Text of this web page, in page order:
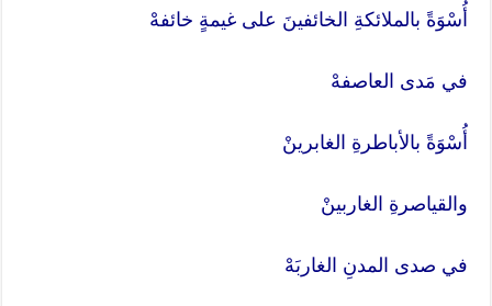
أُسْوَةً بالملائكةِ الخائفينَ على غيمةٍ خائفهْ
في مَدى العاصفهْ
أُسْوَةً بالأباطرةِ الغابرينْ
والقياصرةِ الغاربينْ
في صدى المدنِ الغاربَهْ